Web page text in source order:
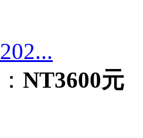
NT3600元